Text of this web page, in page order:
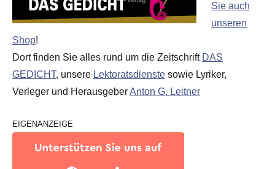
Sie auch
unseren
Shop!
Dort finden Sie alles rund um die Zeitschrift DAS
GEDICHT, unsere Lektoratsdienste sowie Lyriker,
Verleger und HerausgeberAnton G. Leitner
EIGENANZEIGE